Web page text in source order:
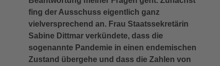
fing der Ausschuss eigentlich ganz
vielversprechend an. Frau Staatssekretärin
Sabine Dittmar verkündete, dass die
sogenannte Pandemie in einen endemischen
Zustand übergehe und dass die Zahlen von